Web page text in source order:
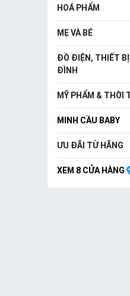
HOÁ PHẨM
MẸ VÀ BÉ
ĐỒ ĐIỆN, THIẾT
ĐÌNH
MỸ PHẨM & THỜI
MINH CẦU BABY
ƯU ĐÃI TỪ HÃNG
XEM 8 CỬA HÀNG